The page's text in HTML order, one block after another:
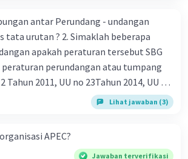
antar Perundang - undangan
2. Simaklah beberapa
apakah peraturan tersebut SBG
perundangan atau tumpang
TAP MPR NO I / MPR/ 2003
23, Pasal 26 , Pasal 27,pasal ,pasal
Lihat jawaban (3)
APEC?
Jawaban terverifikasi